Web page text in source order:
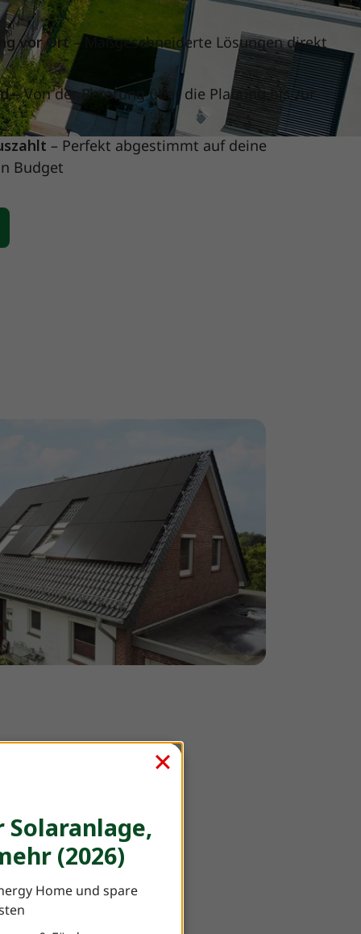
vor Ort– Maßgeschneiderte Lösungen direkt
– Von der Beratung über die Planung bis zur
– Perfekt abgestimmt auf deine
Budget
Solaranlage,
(2026)
Home und spare